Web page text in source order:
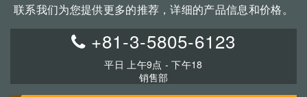
联系我们为您提供更多的推荐，详细的产品信息和价格。
+81-3-5805-6123
平日 上午9点 - 下午18
销售部